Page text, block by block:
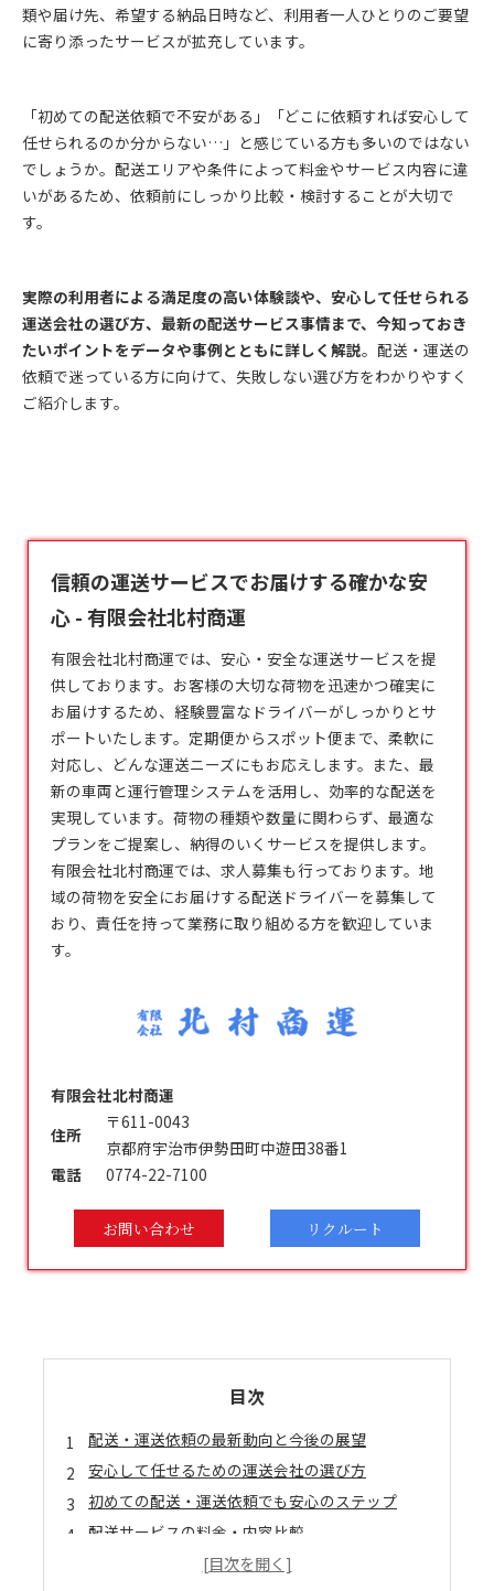
類や届け先、希望する納品日時など、利用者一人ひとりのご要望
に寄り添ったサービスが拡充しています。
「初めての配送依頼で不安がある」「どこに依頼すれば安心して
任せられるのか分からない…」と感じている方も多いのではない
でしょうか。配送エリアや条件によって料金やサービス内容に違
いがあるため、依頼前にしっかり比較・検討することが大切で
す。
実際の利用者による満足度の高い体験談や、安心して任せられる
運送会社の選び方、最新の配送サービス事情まで、今知っておき
たいポイントをデータや事例とともに詳しく解説。配送・運送の
依頼で迷っている方に向けて、失敗しない選び方をわかりやすく
ご紹介します。
信頼の運送サービスでお届けする確かな安
心 - 有限会社北村商運
有限会社北村商運では、安心・安全な運送サービスを提
供しております。お客様の大切な荷物を迅速かつ確実に
お届けするため、経験豊富なドライバーがしっかりとサ
ポートいたします。定期便からスポット便まで、柔軟に
対応し、どんな運送ニーズにもお応えします。また、最
新の車両と運行管理システムを活用し、効率的な配送を
実現しています。荷物の種類や数量に関わらず、最適な
プランをご提案し、納得のいくサービスを提供します。
有限会社北村商運では、求人募集も行っております。地
域の荷物を安全にお届けする配送ドライバーを募集して
おり、責任を持って業務に取り組める方を歓迎していま
す。
有限会社北村商運
住所
〒611-0043
京都府宇治市伊勢田町中遊田38番1
電話
0774-22-7100
お問い合わせ リクルート
目次
配送・運送依頼の最新動向と今後の展望
安心して任せるための運送会社の選び方
初めての配送・運送依頼でも安心のステップ
配送サービスの料金・内容比較
配送サービスの特徴と地域による違い